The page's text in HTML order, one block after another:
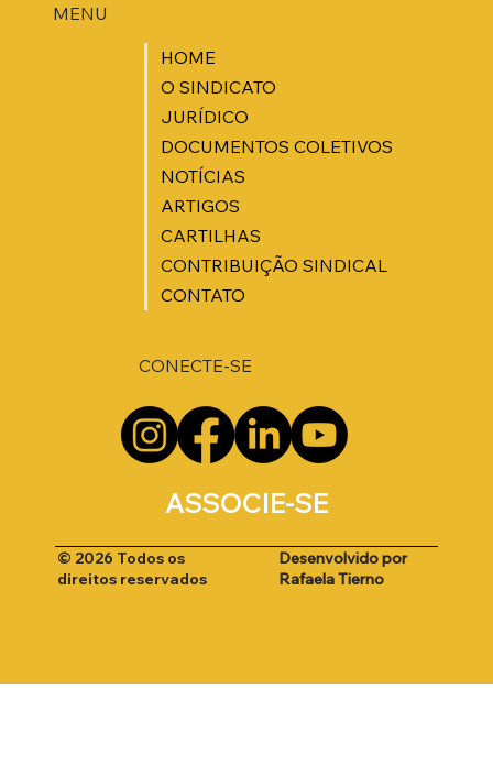
MENU
HOME
O SINDICATO
JURÍDICO
DOCUMENTOS COLETIVOS
NOTÍCIAS
ARTIGOS
CARTILHAS
CONTRIBUIÇÃO SINDICAL
CONTATO
ASSOCIE-SE
CONECTE-SE
© 2026 Todos os
direitos reservados
Desenvolvido por
Rafaela Tierno